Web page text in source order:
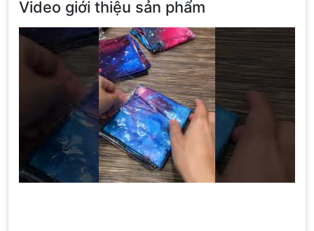
Video giới thiệu sản phẩm